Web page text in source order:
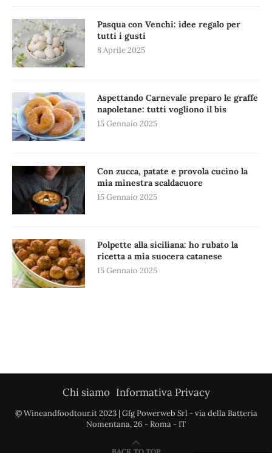
Pasqua con Venchi: idee regalo per
tutti i gusti
8 Aprile 2025
Aspettando Carnevale preparo le graffe
napoletane: tutti vogliono il bis
15 Gennaio 2025
Con zucca, patate e provola cucino la
mia minestra scaldacuore
15 Gennaio 2025
Polpette alla siciliana: ho rubato la
ricetta a mia suocera catanese
15 Gennaio 2025
Chi siamo Informativa Privacy
© Wineandfoodtour.it 2023 | Gfg Powerweb Srl - via della Batteria
Nomentana, 26 - Roma - IT